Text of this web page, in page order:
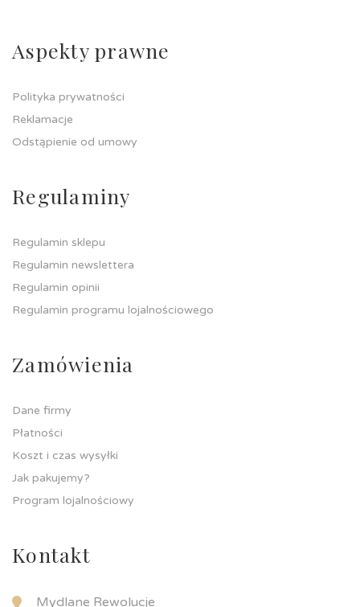
Aspekty prawne
Polityka prywatności
Reklamacje
Odstąpienie od umowy
Regulaminy
Regulamin sklepu
Regulamin newslettera
Regulamin opinii
Regulamin programu lojalnościowego
Zamówienia
Dane firmy
Płatności
Koszt i czas wysyłki
Jak pakujemy?
Program lojalnościowy
Kontakt
Mydlane Rewolucje